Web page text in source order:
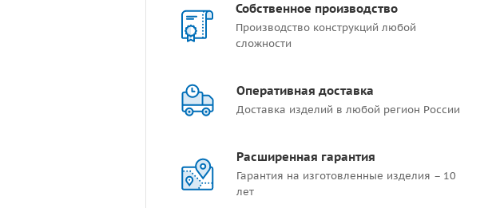
Собственное производство
Производство конструкций любой
сложности
Оперативная доставка
Доставка изделий в любой регион России
Расширенная гарантия
Гарантия на изготовленные изделия – 10
лет